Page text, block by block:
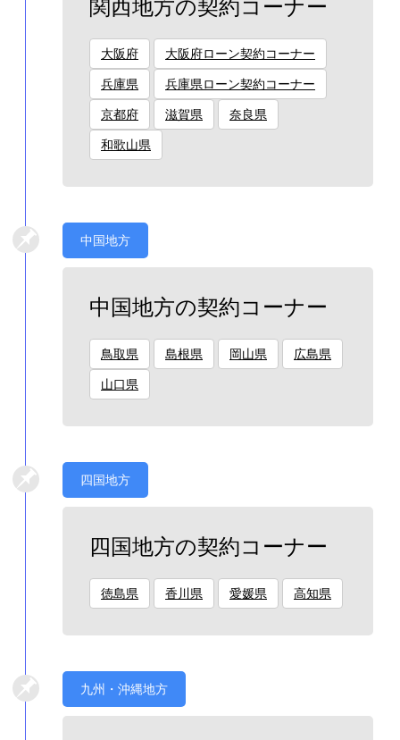
関西地方の契約コーナー
大阪府 大阪府ローン契約コーナー
兵庫県 兵庫県ローン契約コーナー
京都府 滋賀県 奈良県
和歌山県
中国地方
中国地方の契約コーナー
鳥取県 島根県 岡山県 広島県
山口県
四国地方
四国地方の契約コーナー
徳島県 香川県 愛媛県 高知県
九州・沖縄地方